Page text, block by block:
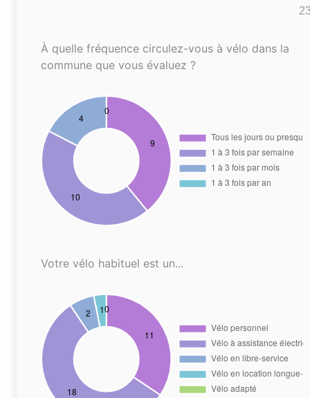
À quelle fréquence circulez-vous à vélo dans la
commune que vous évaluez ?
Votre vélo habituel est un...